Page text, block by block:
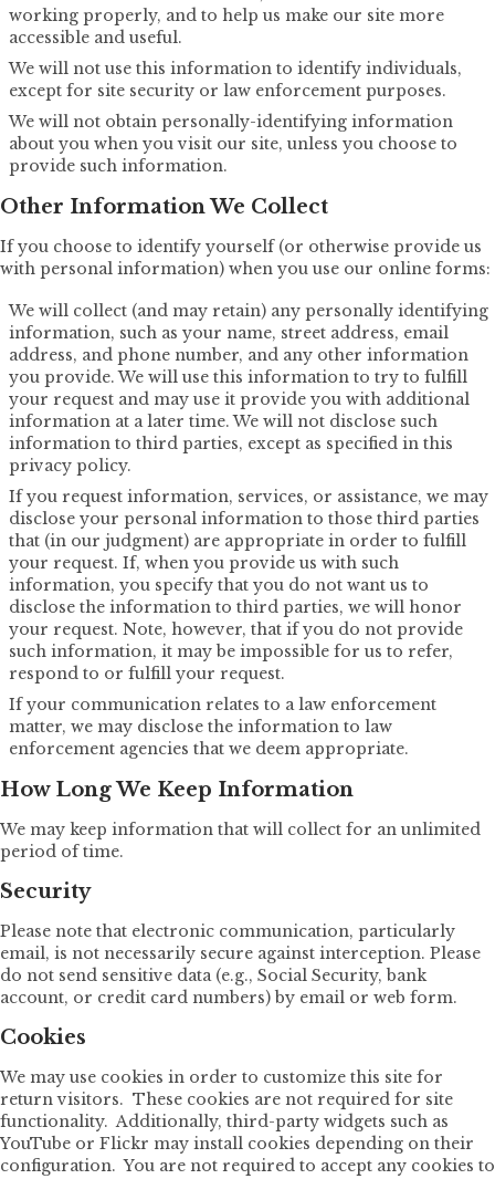
working properly, and to help us make our site more
accessible and useful.
We will not use this information to identify individuals,
except for site security or law enforcement purposes.
We will not obtain personally-identifying information
about you when you visit our site, unless you choose to
provide such information.
Other Information We Collect
If you choose to identify yourself (or otherwise provide us
with personal information) when you use our online forms:
We will collect (and may retain) any personally identifying
information, such as your name, street address, email
address, and phone number, and any other information
you provide. We will use this information to try to fulfill
your request and may use it provide you with additional
information at a later time. We will not disclose such
information to third parties, except as specified in this
privacy policy.
If you request information, services, or assistance, we may
disclose your personal information to those third parties
that (in our judgment) are appropriate in order to fulfill
your request. If, when you provide us with such
information, you specify that you do not want us to
disclose the information to third parties, we will honor
your request. Note, however, that if you do not provide
such information, it may be impossible for us to refer,
respond to or fulfill your request.
If your communication relates to a law enforcement
matter, we may disclose the information to law
enforcement agencies that we deem appropriate.
How Long We Keep Information
We may keep information that will collect for an unlimited
period of time.
Security
Please note that electronic communication, particularly
email, is not necessarily secure against interception. Please
do not send sensitive data (e.g., Social Security, bank
account, or credit card numbers) by email or web form.
Cookies
We may use cookies in order to customize this site for
return visitors. These cookies are not required for site
functionality. Additionally, third-party widgets such as
YouTube or Flickr may install cookies depending on their
configuration. You are not required to accept any cookies to